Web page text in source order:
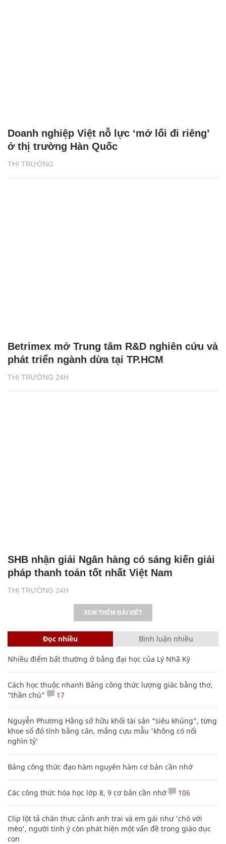
THỊ TRƯỜNG
Doanh nghiệp Việt nỗ lực ‘mở lối đi riêng’
ở thị trường Hàn Quốc
THỊ TRƯỜNG 24H
Betrimex mở Trung tâm R&D nghiên cứu và
phát triển ngành dừa tại TP.HCM
THỊ TRƯỜNG 24H
SHB nhận giải Ngân hàng có sáng kiến giải
pháp thanh toán tốt nhất Việt Nam
XEM THÊM BÀI VIẾT
Đọc nhiều Bình luận nhiều
Nhiều điểm bất thường ở bằng đại học của Lý Nhã Kỳ
Cách học thuộc nhanh Bảng công thức lượng giác bằng thơ,
"thần chú"
17
Nguyễn Phương Hằng sở hữu khối tài sản "siêu khủng", từng
khoe sổ đỏ tính bằng cân, mắng cựu mẫu 'không có nổi
nghìn tỷ'
Bảng công thức đạo hàm nguyên hàm cơ bản cần nhớ
Các công thức hóa học lớp 8, 9 cơ bản cần nhớ 106
Clip lột tả chân thực cảnh anh trai và em gái như 'chó với
mèo', người tinh ý còn phát hiện một vấn đề trong giáo dục
con